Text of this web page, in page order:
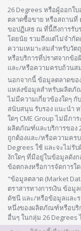
26 Degrees หรือผู้ออก
ตลาดซื้อขาย หรือสถานที่
ขอปฏิเสธ ณ ที่นี้ถึงการรับ
โดยนัย รวมถึงแต่ไม่จำกั
ความเหมาะสมสำหรับวัต
หรือบริการที่ปราศจากข้อ
และ/หรือความครบถ้วน
นอกจากนี้ ข้อมูลตลาดขอ
แหล่งข้อมูลสำหรับผลิตภัณ
ไม่มีความเกี่ยวข้องใดๆ
สนับสนุน รับรอง แนะนำ
ใดๆ CME Group ไม่มีภ
ผลิตภัณฑ์และบริการของ
ถูกต้องและ/หรือความค
Degrees ใช้ และจะไม่รั
งักใดๆ ที่มีอยู่ในข้อมูลดัง
ข้อตกลงหรือการจัดการใด
"ข้อมูลตลาด (Market
ตราสารทางการเงิน ข้อมู
ดัชนี และ/หรือข้อมูลและร
หนึ่งของผลิตภัณฑ์หรือบริ
อื่นๆ ในกลุ่ม 26 Degrees